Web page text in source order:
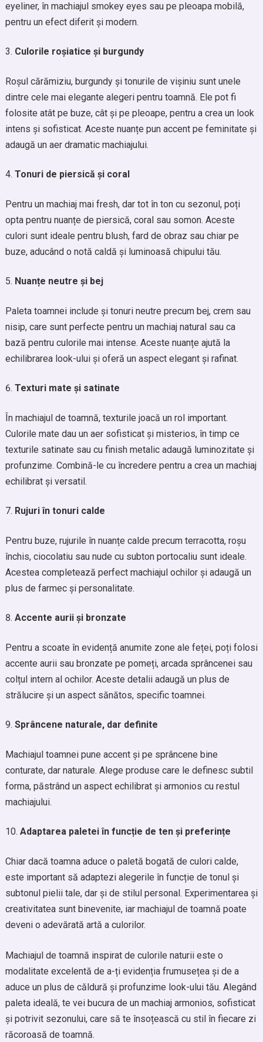
eyeliner, în machiajul smokey eyes sau pe pleoapa mobilă,
pentru un efect diferit și modern.
Culorile roșiatice și burgundy
Roșul cărămiziu, burgundy și tonurile de vișiniu sunt unele
dintre cele mai elegante alegeri pentru toamnă. Ele pot fi
folosite atât pe buze, cât și pe pleoape, pentru a crea un look
intens și sofisticat. Aceste nuanțe pun accent pe feminitate și
adaugă un aer dramatic machiajului.
Tonuri de piersică și coral
Pentru un machiaj mai fresh, dar tot în ton cu sezonul, poți
opta pentru nuanțe de piersică, coral sau somon. Aceste
culori sunt ideale pentru blush, fard de obraz sau chiar pe
buze, aducând o notă caldă și luminoasă chipului tău.
Nuanțe neutre și bej
Paleta toamnei include și tonuri neutre precum bej, crem sau
nisip, care sunt perfecte pentru un machiaj natural sau ca
bază pentru culorile mai intense. Aceste nuanțe ajută la
echilibrarea look-ului și oferă un aspect elegant și rafinat.
Texturi mate și satinate
În machiajul de toamnă, texturile joacă un rol important.
Culorile mate dau un aer sofisticat și misterios, în timp ce
texturile satinate sau cu finish metalic adaugă luminozitate și
profunzime. Combină-le cu încredere pentru a crea un machiaj
echilibrat și versatil.
Rujuri în tonuri calde
Pentru buze, rujurile în nuanțe calde precum terracotta, roșu
închis, ciocolatiu sau nude cu subton portocaliu sunt ideale.
Acestea completează perfect machiajul ochilor și adaugă un
plus de farmec și personalitate.
Accente aurii și bronzate
Pentru a scoate în evidență anumite zone ale feței, poți folosi
accente aurii sau bronzate pe pomeți, arcada sprâncenei sau
colțul intern al ochilor. Aceste detalii adaugă un plus de
strălucire și un aspect sănătos, specific toamnei.
Sprâncene naturale, dar definite
Machiajul toamnei pune accent și pe sprâncene bine
conturate, dar naturale. Alege produse care le definesc subtil
forma, păstrând un aspect echilibrat și armonios cu restul
machiajului.
Adaptarea paletei în funcție de ten și preferințe
Chiar dacă toamna aduce o paletă bogată de culori calde,
este important să adaptezi alegerile în funcție de tonul și
subtonul pielii tale, dar și de stilul personal. Experimentarea și
creativitatea sunt binevenite, iar machiajul de toamnă poate
deveni o adevărată artă a culorilor.
Machiajul de toamnă inspirat de culorile naturii este o
modalitate excelentă de a-ți evidenția frumusețea și de a
aduce un plus de căldură și profunzime look-ului tău. Alegând
paleta ideală, te vei bucura de un machiaj armonios, sofisticat
și potrivit sezonului, care să te însoțească cu stil în fiecare zi
răcoroasă de toamnă.